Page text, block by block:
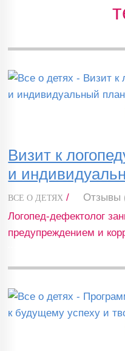
Визит к
и
ВСЕ О ДЕТЯХ /
Отзывы
Логопед-дефектолог
предупреждением и